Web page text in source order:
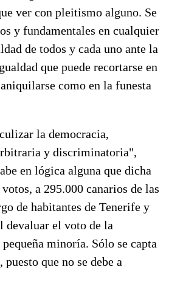
ver con pleitismo alguno. Se
y fundamentales en cualquier
de todos y cada uno ante la
que puede recortarse en
como en la funesta
la democracia,
y discriminatoria",
en lógica alguna que dicha
a 295.000 canarios de las
de habitantes de Tenerife y
devaluar el voto de la
minoría. Sólo se capta
que no se debe a